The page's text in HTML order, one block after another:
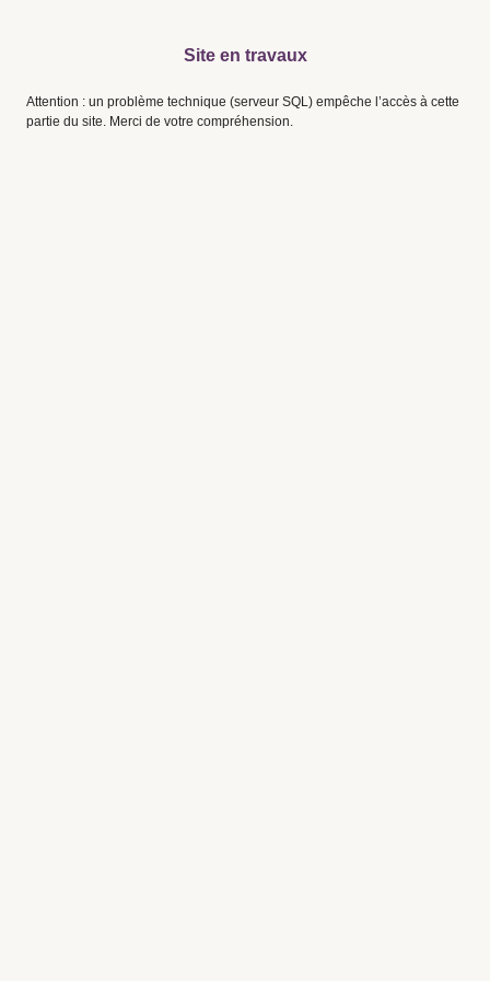
Site en travaux
Attention : un problème technique (serveur SQL) empêche l’accès à cette
partie du site. Merci de votre compréhension.